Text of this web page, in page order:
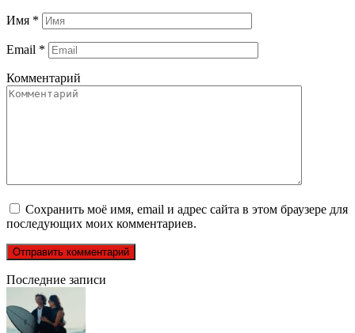
Имя *
Email *
Комментарий
Сохранить моё имя, email и адрес сайта в этом браузере для
последующих моих комментариев.
Последние записи